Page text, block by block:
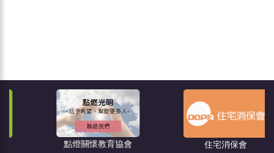
點燈關懷教育協會 住宅消保會